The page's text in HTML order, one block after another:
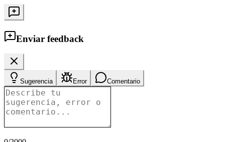
Enviar feedback
Sugerencia Error Comentario